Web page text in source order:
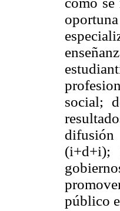
social;
(i+d+i);
público